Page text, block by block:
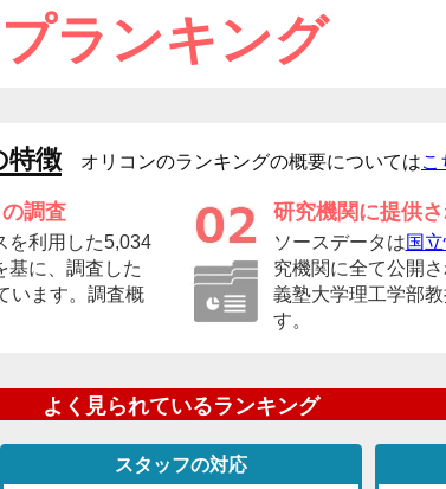
ランキング
特徴 オリコンのランキングの概要についてはこ
調査
を利用した5,034
基に、調査した
います。調査概
研究機関に提供
ソースデータは国
究機関に全て公開
義塾大学理工学部教
す。
よく見られているランキング
スタッフの対応